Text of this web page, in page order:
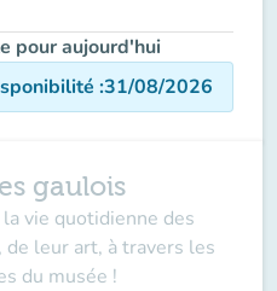
pour aujourd'hui
:31/08/2026
gaulois
vie quotidienne des
de leur art, à travers les
du musée !